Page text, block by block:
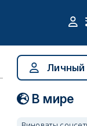
Личный
В мире